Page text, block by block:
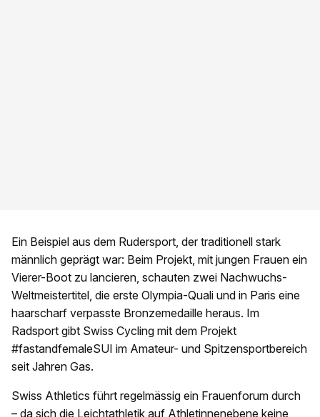
Ein Beispiel aus dem Rudersport, der traditionell stark
männlich geprägt war: Beim Projekt, mit jungen Frauen ein
Vierer-Boot zu lancieren, schauten zwei Nachwuchs-
Weltmeistertitel, die erste Olympia-Quali und in Paris eine
haarscharf verpasste Bronzemedaille heraus. Im
Radsport gibt Swiss Cycling mit dem Projekt
#fastandfemaleSUI im Amateur- und Spitzensportbereich
seit Jahren Gas.
Swiss Athletics führt regelmässig ein Frauenforum durch
– da sich die Leichtathletik auf Athletinnenebene keine